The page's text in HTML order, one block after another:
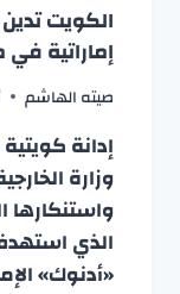
الكويت
إماراتية
صيته الهاشم
إدانة
وزارة
واستنكارها
الذي
«أدنوك»